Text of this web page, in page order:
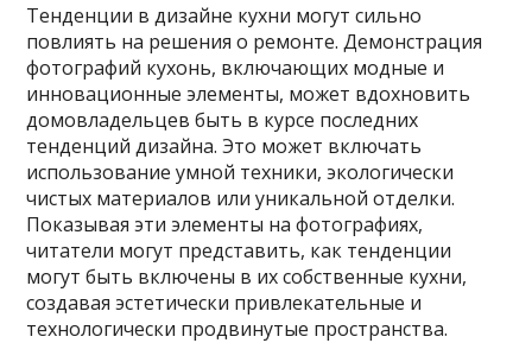
Тенденции в дизайне кухни могут сильно
повлиять на решения о ремонте. Демонстрация
фотографий кухонь, включающих модные и
инновационные элементы, может вдохновить
домовладельцев быть в курсе последних
тенденций дизайна. Это может включать
использование умной техники, экологически
чистых материалов или уникальной отделки.
Показывая эти элементы на фотографиях,
читатели могут представить, как тенденции
могут быть включены в их собственные кухни,
создавая эстетически привлекательные и
технологически продвинутые пространства.